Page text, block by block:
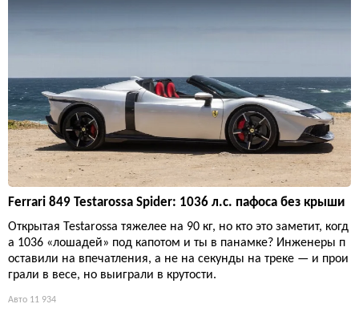
Ferrari 849 Testarossa Spider: 1036 л.с. пафоса без крыши
Открытая Testarossa тяжелее на 90 кг, но кто это заметит, когд
а 1036 «лошадей» под капотом и ты в панамке? Инженеры п
оставили на впечатления, а не на секунды на треке — и прои
грали в весе, но выиграли в крутости.
Авто 11 934